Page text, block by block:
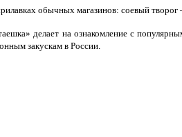
обычных магазинов: соевый
делает на ознакомление с
закускам в России.